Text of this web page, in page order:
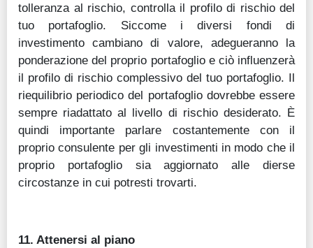
tolleranza al rischio, controlla il profilo di rischio del
tuo portafoglio. Siccome i diversi fondi di
investimento cambiano di valore, adegueranno la
ponderazione del proprio portafoglio e ciò influenzerà
il profilo di rischio complessivo del tuo portafoglio. Il
riequilibrio periodico del portafoglio dovrebbe essere
sempre riadattato al livello di rischio desiderato. È
quindi importante parlare costantemente con il
proprio consulente per gli investimenti in modo che il
proprio portafoglio sia aggiornato alle dierse
circostanze in cui potresti trovarti.
11. Attenersi al piano